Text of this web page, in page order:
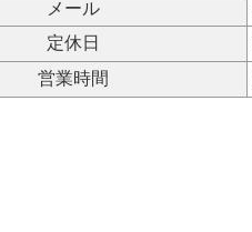
メール
定休日
営業時間